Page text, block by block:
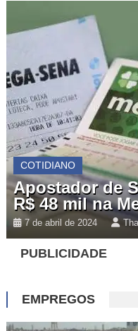
COTIDIANO
Apostador de
R$ 48 mil na
7 de abril de 2024
PUBLICIDADE
EMPREGOS